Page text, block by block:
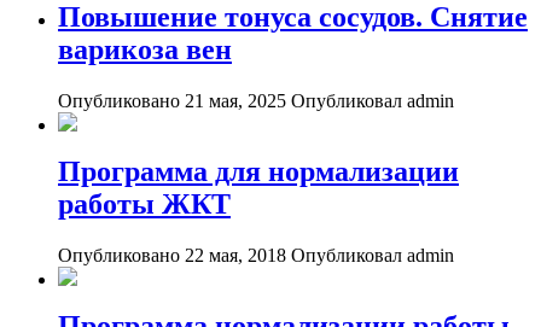
Повышение тонуса сосудов. Снятие
варикоза вен
Опубликовано 21 мая, 2025 Опубликовал admin
Программа для нормализации
работы ЖКТ
Опубликовано 22 мая, 2018 Опубликовал admin